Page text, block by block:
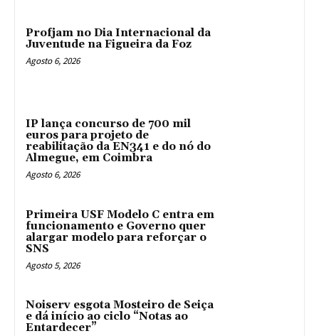
Profjam no Dia Internacional da
Juventude na Figueira da Foz
Agosto 6, 2026
IP lança concurso de 700 mil
euros para projeto de
reabilitação da EN341 e do nó do
Almegue, em Coimbra
Agosto 6, 2026
Primeira USF Modelo C entra em
funcionamento e Governo quer
alargar modelo para reforçar o
SNS
Agosto 5, 2026
Noiserv esgota Mosteiro de Seiça
e dá início ao ciclo “Notas ao
Entardecer”